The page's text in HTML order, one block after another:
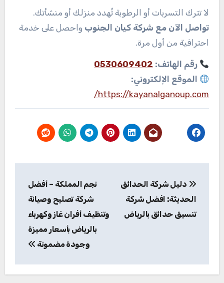
لا تترك التسربات أو الرطوبة تُهدد منزلك أو منشأتك.
تواصل الآن مع شركة كيان الجنوب واحصل على خدمة
احترافية من أول مرة.
رقم الهاتف: 0530609402
الموقع الإلكتروني:
https://kayanalganoup.com/
المقالات
دليل شركة الحدائق
الحديثة: افضل شركة
تنسيق حدائق بالرياض
نجم المملكة – أفضل
شركة تصليح وصيانة
وتنظيف أفران غاز وكهرباء
بالرياض بأسعار مميزة
وجودة مضمونة